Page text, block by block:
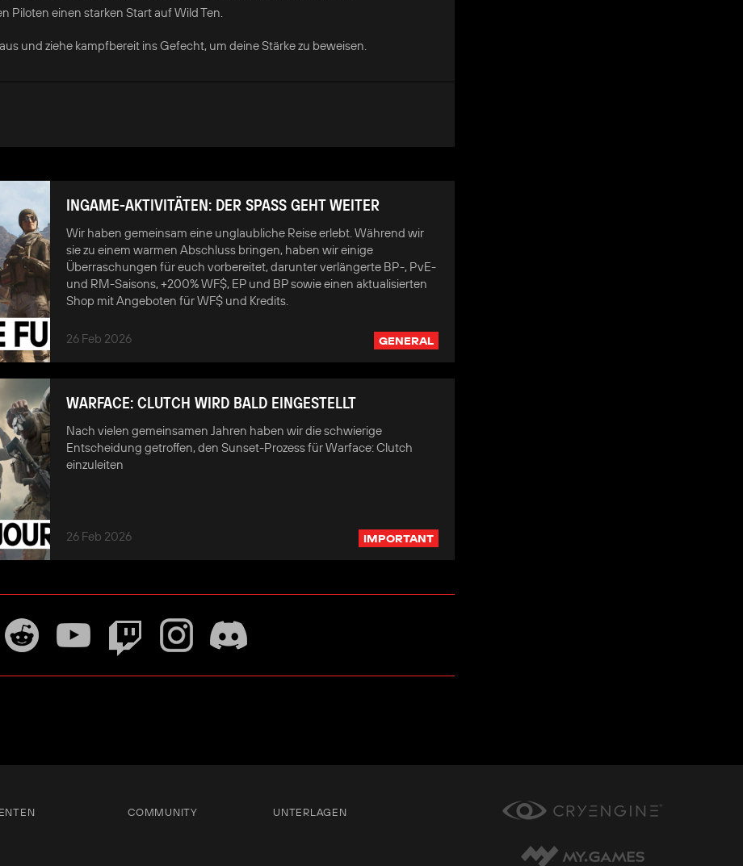
einen starken Start auf Wild Ten.
und ziehe kampfbereit ins Gefecht, um deine Stärke zu beweisen.
INGAME-AKTIVITÄTEN: DER SPASS GEHT WEITER
Wir haben gemeinsam eine unglaubliche Reise erlebt. Während wir
sie zu einem warmen Abschluss bringen, haben wir einige
Überraschungen für euch vorbereitet, darunter verlängerte BP-, PvE-
und RM-Saisons, +200% WF$, EP und BP sowie einen aktualisierten
Shop mit Angeboten für WF$ und Kredits.
26 Feb 2026 GENERAL
WARFACE: CLUTCH WIRD BALD EINGESTELLT
Nach vielen gemeinsamen Jahren haben wir die schwierige
Entscheidung getroffen, den Sunset-Prozess für Warface: Clutch
einzuleiten
26 Feb 2026 IMPORTANT
COMMUNITY UNTERLAGEN